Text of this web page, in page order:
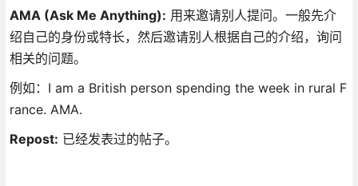
AMA (Ask Me Anything): 用来邀请别人提问。一般先介
绍自己的身份或特长，然后邀请别人根据自己的介绍，询问
相关的问题。
例如：I am a British person spending the week in rural F
rance. AMA.
Repost: 已经发表过的帖子。